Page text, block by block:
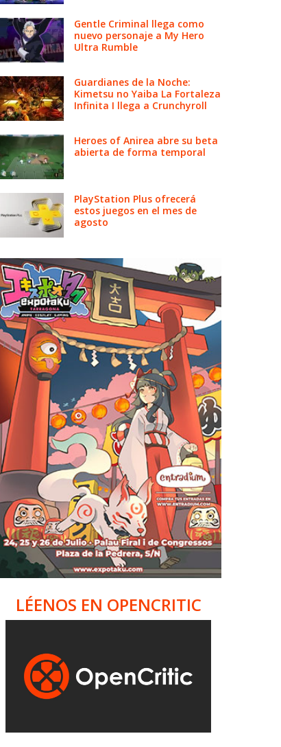
Gentle Criminal llega como
nuevo personaje a My Hero
Ultra Rumble
Guardianes de la Noche:
Kimetsu no Yaiba La Fortaleza
Infinita I llega a Crunchyroll
Heroes of Anirea abre su beta
abierta de forma temporal
PlayStation Plus ofrecerá
estos juegos en el mes de
agosto
LÉENOS EN OPENCRITIC